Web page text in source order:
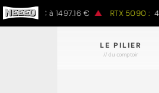
€ à 1497.16 € RTX 5090 : 42 refs
LE PILIER
// du comptoir